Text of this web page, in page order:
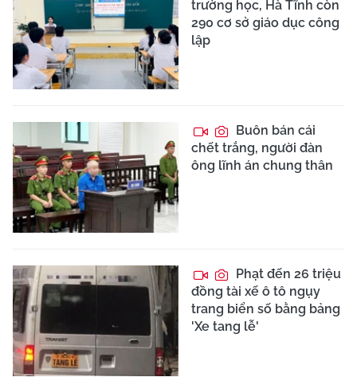
trường học, Hà Tĩnh còn
290 cơ sở giáo dục công
lập
Buôn bán cái
chết trắng, người đàn
ông lĩnh án chung thân
Phạt đến 26 triệu
đồng tài xế ô tô ngụy
trang biển số bằng bảng
'Xe tang lễ'